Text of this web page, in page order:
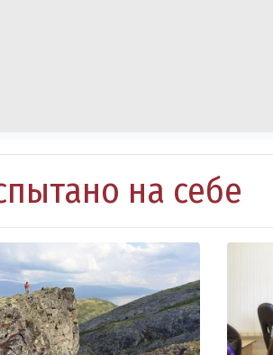
на себе